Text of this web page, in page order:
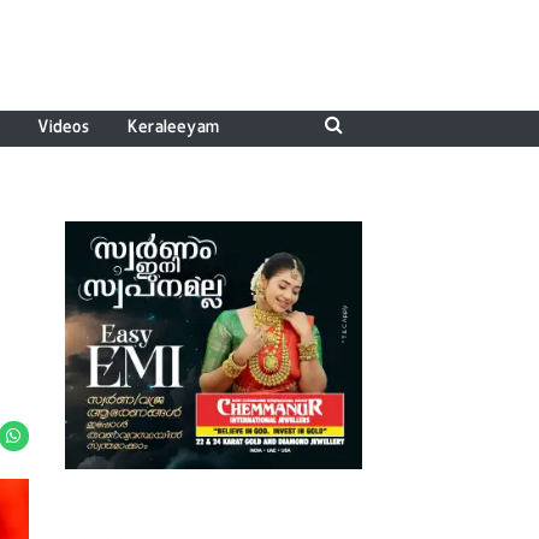
Videos Keraleeyam